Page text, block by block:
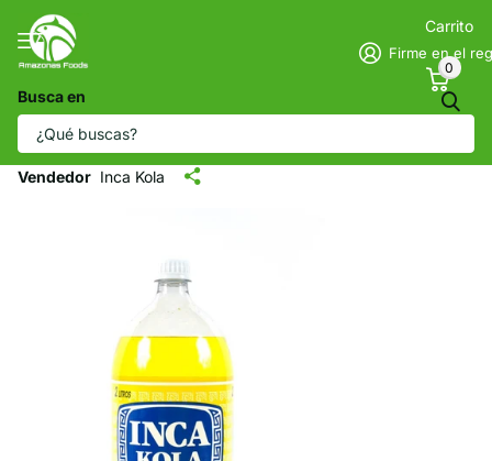
Busca en
Firme en el
Carrito
0
Inca Kola - La Kola Dorada - Botella de
plástico (2 L)
Vendedor Inca Kola